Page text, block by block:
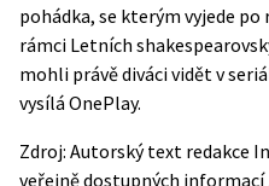
pohádka, se kterým vyjede po
rámci Letních
mohli právě diváci vidět v
vysílá OnePlay.
Zdroj: Autorský text redakce
veřejně dostupných informací